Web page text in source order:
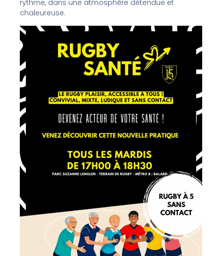
rythme, dans une atmosphère détendue et
chaleureuse.